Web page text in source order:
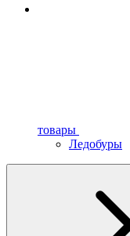
товары
Ледобуры